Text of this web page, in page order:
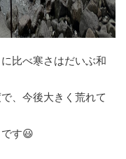
比べ寒さはだいぶ和
、今後大きく荒れて
す😃